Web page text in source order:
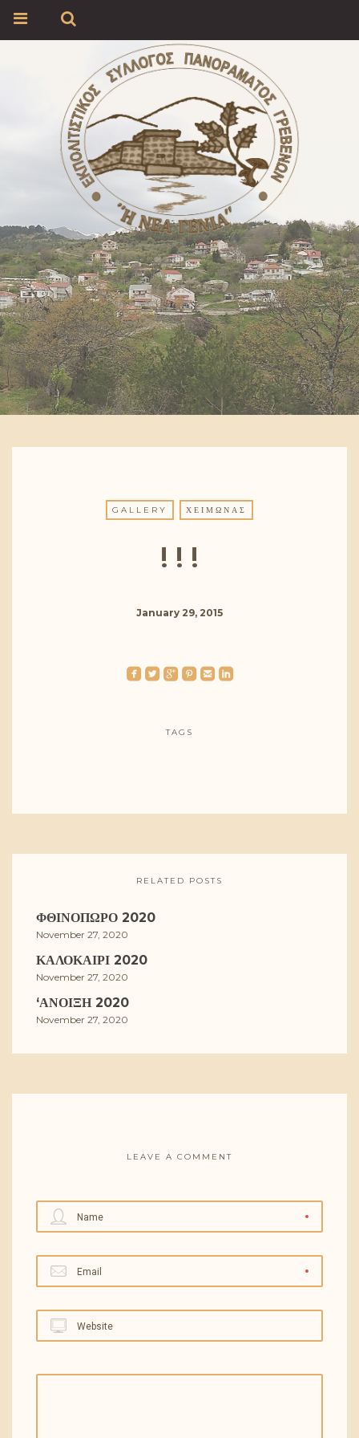
GALLERY ΧΕΙΜΏΝΑΣ
! ! !
January 29, 2015
roundedfacebook roundedtwitterbird roundedgoogleplus roundedpinterest roundedemail roundedlinkedin
TAGS
RELATED POSTS
ΦΘΙΝΌΠΩΡΟ 2020
November 27, 2020
ΚΑΛΟΚΑΊΡΙ 2020
November 27, 2020
‘ΑΝΟΙΞΗ 2020
November 27, 2020
LEAVE A COMMENT
Name
Email
Website